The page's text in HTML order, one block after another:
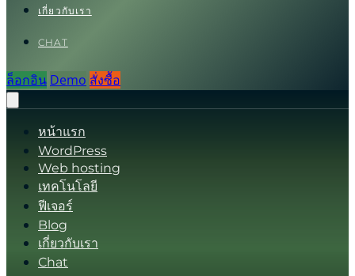
เกี่ยวกับเรา
CHAT
ล็อกอิน Demo สั่งซื้อ
หน้าแรก
WordPress
Web hosting
เทคโนโลยี
ฟีเจอร์
Blog
เกี่ยวกับเรา
Chat